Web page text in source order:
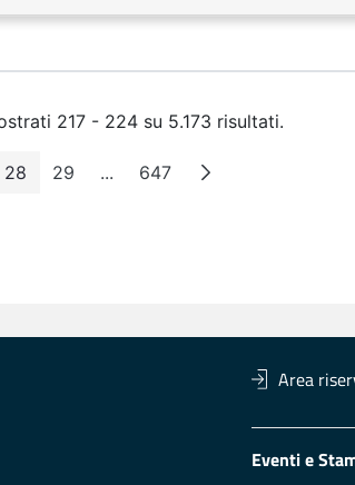
217 - 224 su 5.173 risultati.
Pagina
28 Pagina
29 ...Pagine intermedie
Pagina
647
Area
Eventi e